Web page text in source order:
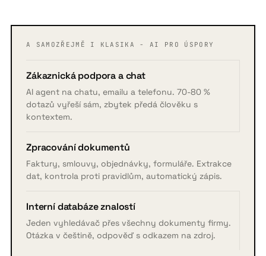
A SAMOZŘEJMĚ I KLASIKA - AI PRO ÚSPORY
Zákaznická podpora a chat
AI agent na chatu, emailu a telefonu. 70-80 %
dotazů vyřeší sám, zbytek předá člověku s
kontextem.
Zpracování dokumentů
Faktury, smlouvy, objednávky, formuláře. Extrakce
dat, kontrola proti pravidlům, automatický zápis.
Interní databáze znalostí
Jeden vyhledávač přes všechny dokumenty firmy.
Otázka v češtině, odpověď s odkazem na zdroj.